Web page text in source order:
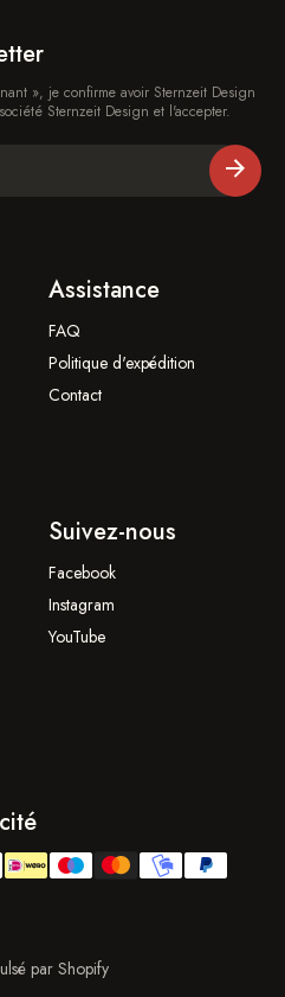
», je confirme avoir Sternzeit Design
Sternzeit Design et l'accepter.
Assistance
FAQ
Politique d'expédition
Contact
Suivez-nous
Facebook
Instagram
YouTube
par Shopify